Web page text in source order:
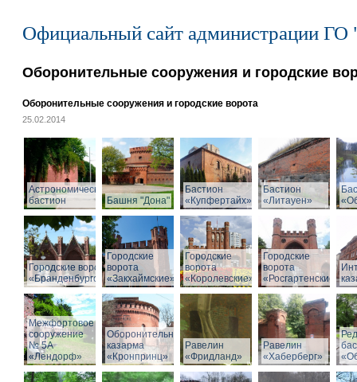
Официальный сайт администрации ГО
Оборонительные сооружения и городские
Оборонительные сооружения и городские ворота
25.02.2014
Астрономический
бастион
Башня "Дона"
Бастион
«Купфертайх»
Бастион
«Литауен»
Городские ворота
«Бранденбургские»
Городские
ворота
«Закхаймские»
Городские
ворота
«Королевские»
Городские
ворота
«Росгартенские»
Межфортовое
сооружение
№ 5А
«Лендорф»
Оборонительная
казарма
«Кронпринц»
Равелин
«Фридланд»
Равелин
«Хаберберг»